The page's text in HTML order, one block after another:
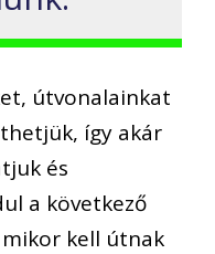
útvonalainkat
így akár
és
a következő
kell útnak